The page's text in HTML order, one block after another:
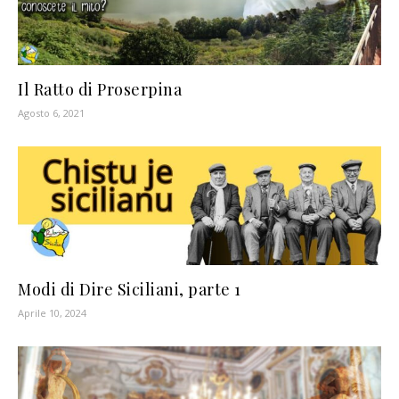
Il Ratto di Proserpina
Agosto 6, 2021
Modi di Dire Siciliani, parte 1
Aprile 10, 2024